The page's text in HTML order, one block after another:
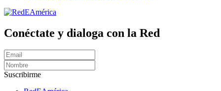
Conéctate y dialoga con la Red
Suscribirme